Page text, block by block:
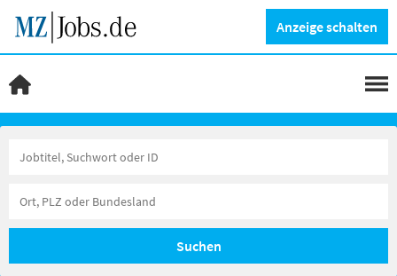
Anzeige schalten
Suchen